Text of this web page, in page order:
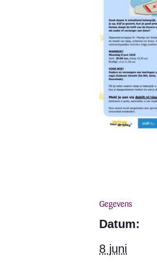
Gegevens
Datum:
8 juni